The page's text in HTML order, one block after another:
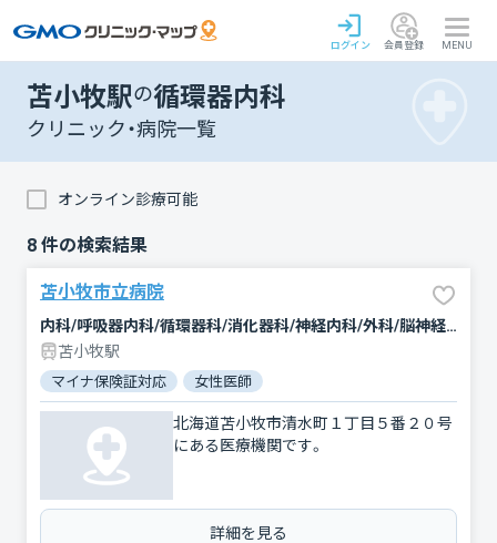
ログイン 会員登録 MENU
苫小牧駅の循環器内科
クリニック・病院一覧
オンライン診療可能
8 件の検索結果
苫小牧市立病院
内科/呼吸器内科/循環器科/消化器科/神経内科/外科/脳神経外科/整形外科/形成外科/小児科/新生児科/産婦人科/眼科/耳鼻咽喉科/皮膚科/泌尿器科/歯科/歯科口腔外科/リハビリテーション/放射線科/臨床検査・病理診断/麻酔科
苫小牧駅
マイナ保険証対応 女性医師
北海道苫小牧市清水町１丁目５番２０号
にある医療機関です。
詳細を見る